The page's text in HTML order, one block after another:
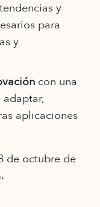
y
para
y
con una
aplicaciones
de octubre de